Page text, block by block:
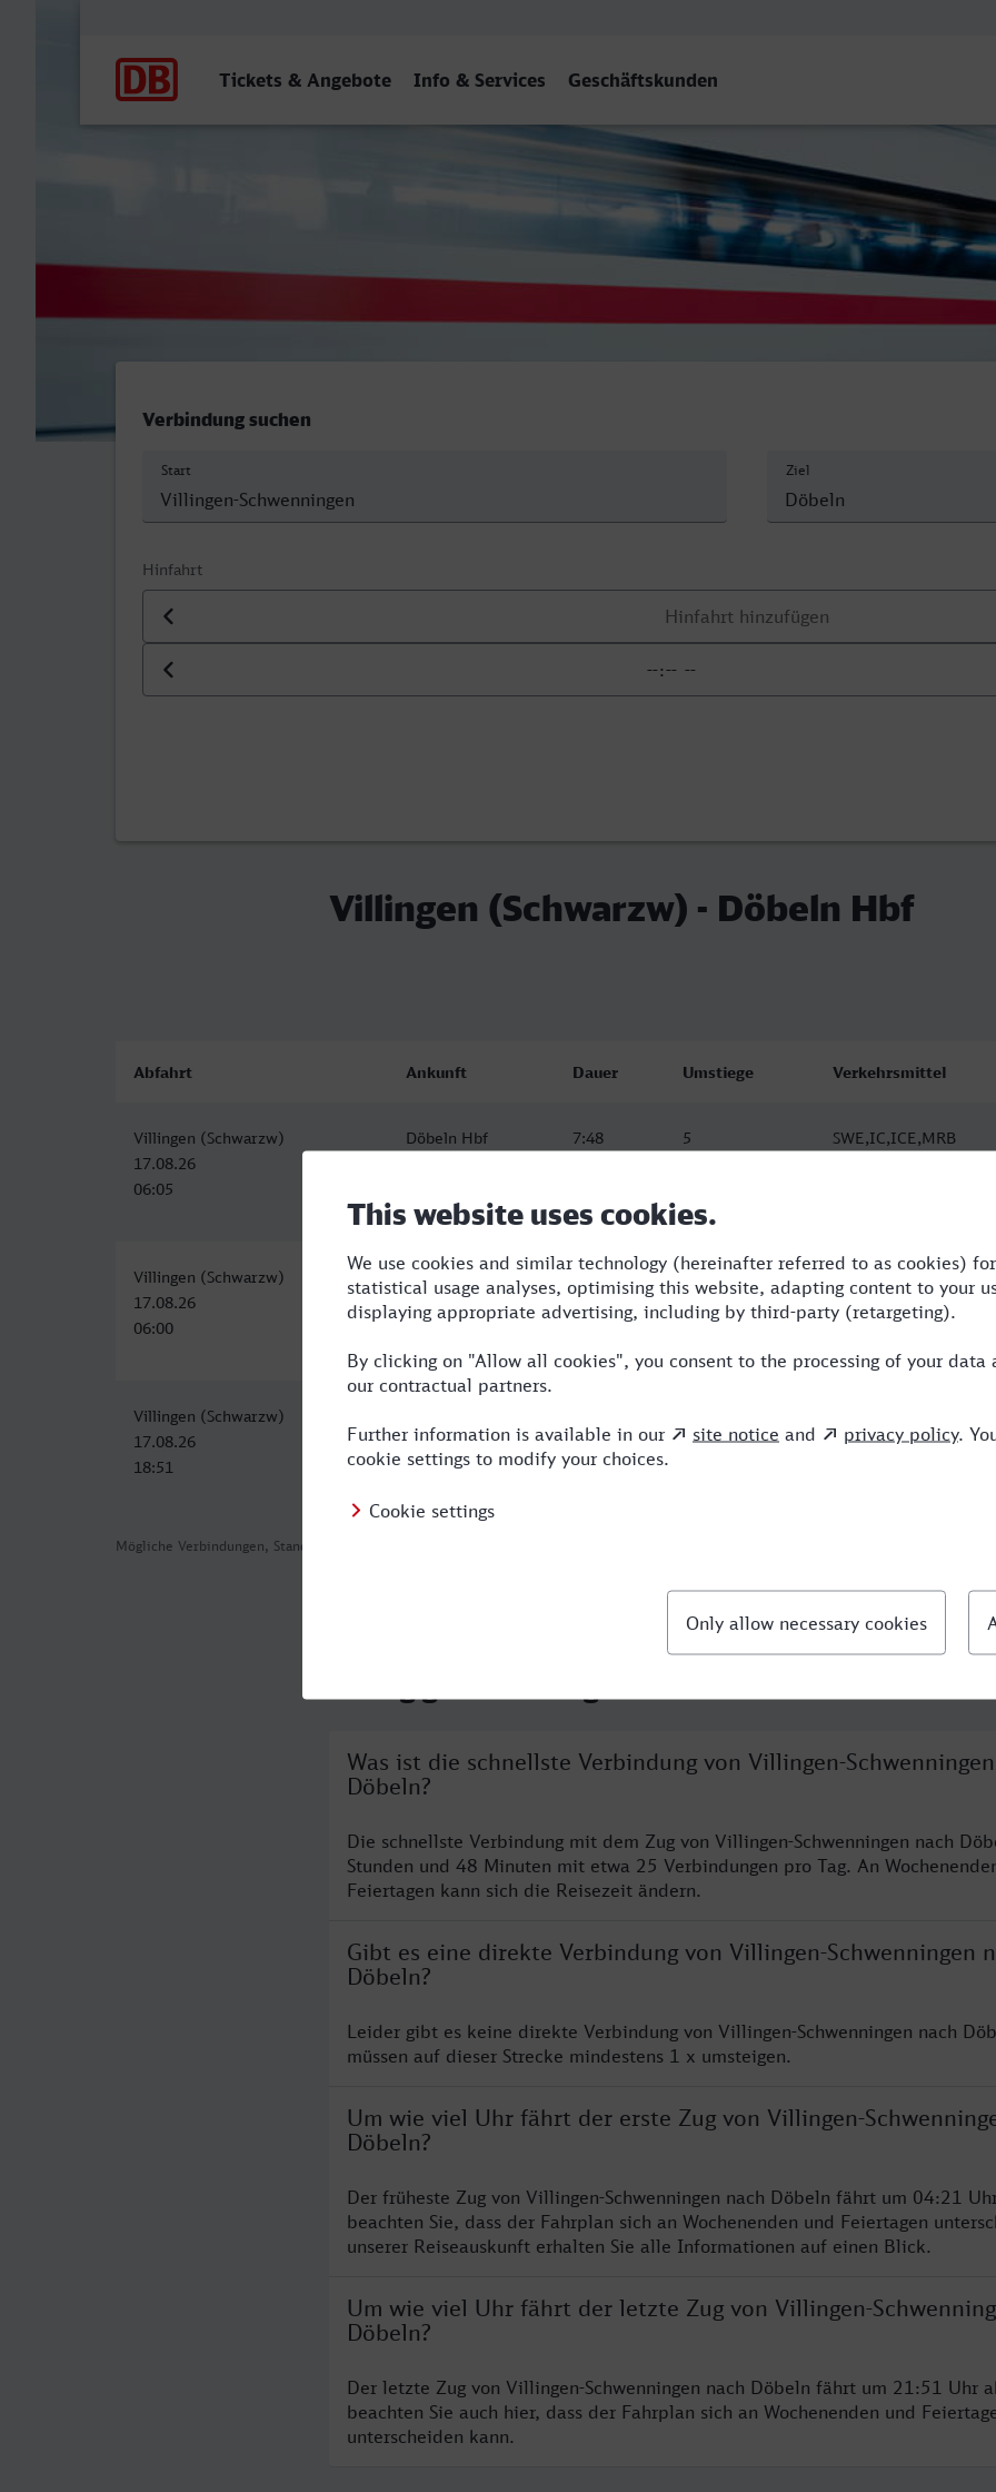
Tickets & Angebote Info & Services Geschäftskunden
Villingen (Schwarzw) - Döbeln Hbf
Verbindung suchen
Start Ziel
Hinfahrt
Datum der Hinfahrt
Uhrzeit der Hinfahrt
Villingen (Schwarzw) - Döbeln Hbf
Mögliche Verbindungen, Stand: 2026-08-03 07:22
Abfahrt Ankunft Dauer Umstiege Verkehrsmittel
Villingen (Schwarzw)
17.08.26
06:05
Döbeln Hbf
7:48 5 SWE,IC,ICE,MRB
Villingen (Schwarzw)
17.08.26
06:00
Döbeln Hbf
17.08.26
13:53
Villingen (Schwarzw)
17.08.26
18:51
18.08.26
05:09
Was ist die schnellste Verbindung von Villingen-
Döbeln?
Die schnellste Verbindung mit dem Zug von Villingen-Schwenningen nach
Stunden und 48 Minuten mit etwa 25 Verbindungen pro Tag. An
Feiertagen kann sich die Reisezeit ändern.
Gibt es eine direkte Verbindung von Villingen-Schwenningen
Döbeln?
Leider gibt es keine direkte Verbindung von Villingen-Schwenningen nach
müssen auf dieser Strecke mindestens 1 x umsteigen.
Um wie viel Uhr fährt der erste Zug von Villingen-
Döbeln?
Der früheste Zug von Villingen-Schwenningen nach Döbeln fährt um 04:21
beachten Sie, dass der Fahrplan sich an Wochenenden und Feiertagen
unserer Reiseauskunft erhalten Sie alle Informationen auf einen Blick.
Um wie viel Uhr fährt der letzte Zug von Villingen-
Döbeln?
Der letzte Zug von Villingen-Schwenningen nach Döbeln fährt um 21:51 Uhr
beachten Sie auch hier, dass der Fahrplan sich an Wochenenden und
unterscheiden kann.